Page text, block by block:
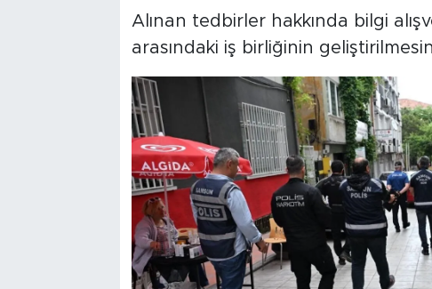
Alınan tedbirler hakkında bilgi
arasındaki iş birliğinin